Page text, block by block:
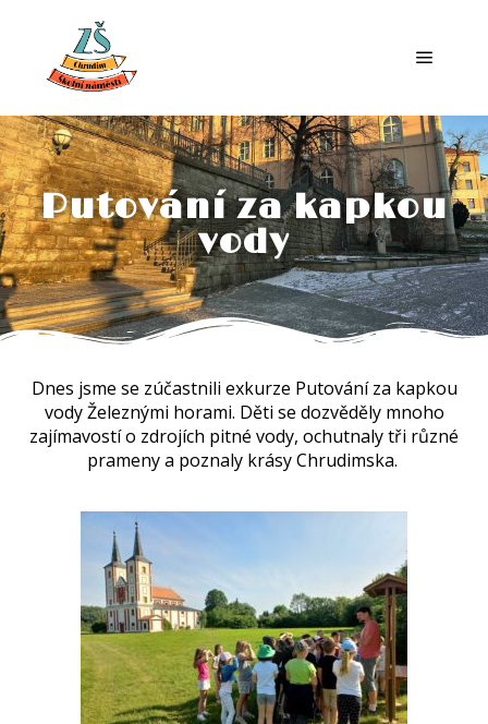
Putování za kapkou
vody
Dnes jsme se zúčastnili exkurze Putování za kapkou
vody Železnými horami. Děti se dozvěděly mnoho
zajímavostí o zdrojích pitné vody, ochutnaly tři různé
prameny a poznaly krásy Chrudimska.